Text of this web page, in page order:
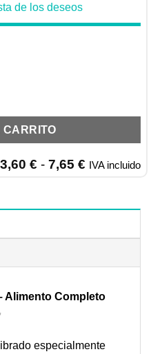
de los deseos
PRINCIPAL PARA PECES
3,60 € - 7,65 € Rango
7,65 €
IVA incluido
Alimento Completo
especialmente